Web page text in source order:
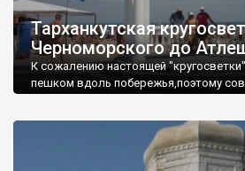
Тарханкутская
Черноморского до
К сожалению настоящей
пешком вдоль побережья,поэтому